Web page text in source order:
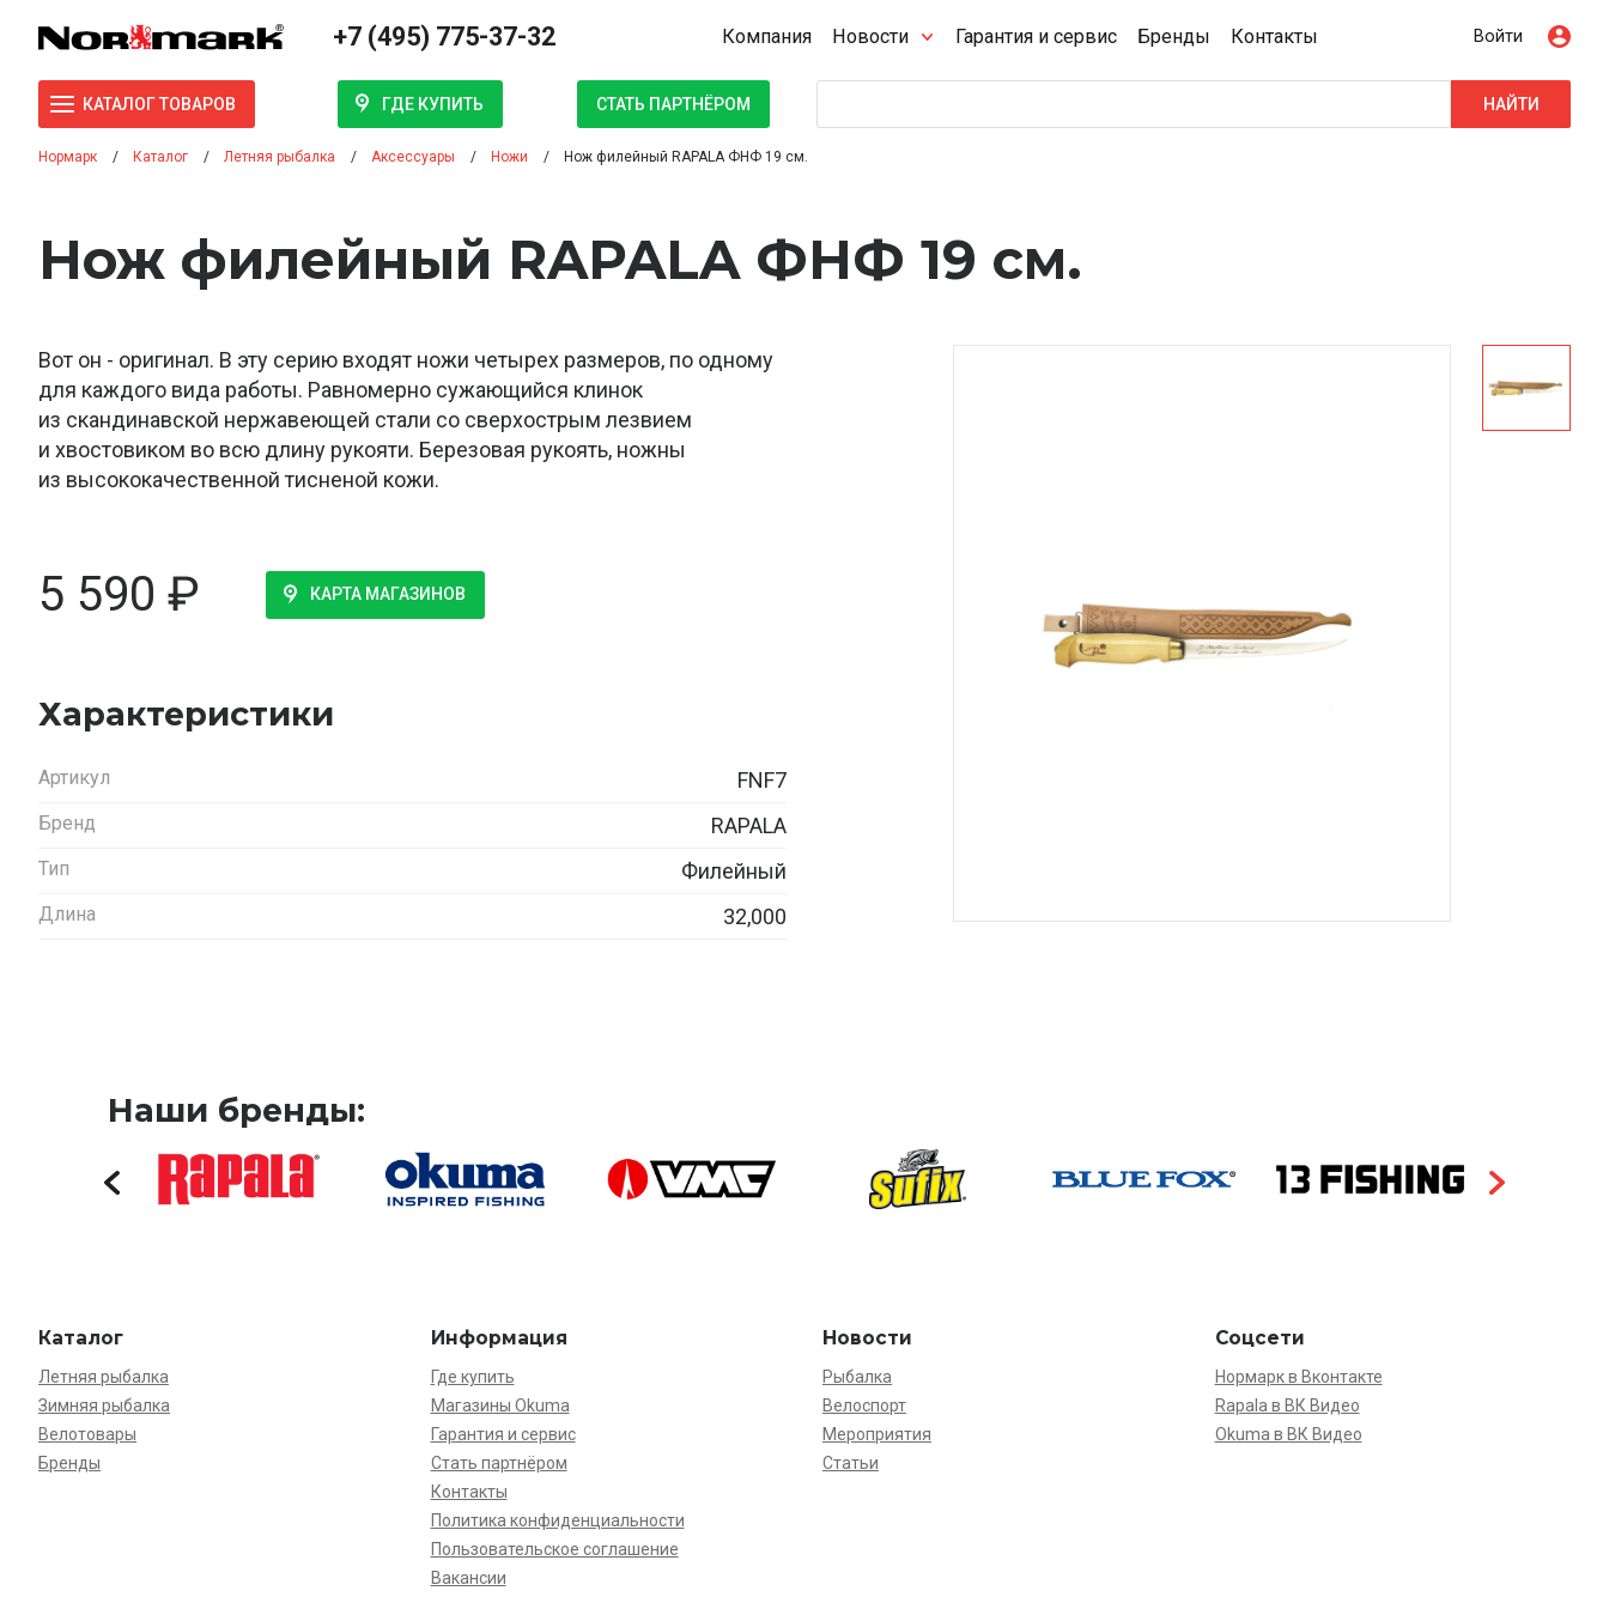
+7 (495) 775-37-32 Компания Новости Гарантия и сервис Бренды Контакты Войти
КАТАЛОГ ТОВАРОВ ГДЕ КУПИТЬ СТАТЬ ПАРТНЁРОМ НАЙТИ
Нормарк Каталог Летняя рыбалка Аксессуары Ножи Нож филейный RAPALA ФНФ 19 см.
Нож филейный RAPALA ФНФ 19 см.
Вот он - оригинал. В эту серию входят ножи четырех размеров, по одному
для каждого вида работы. Равномерно сужающийся клинок
из скандинавской нержавеющей стали со сверхострым лезвием
и хвостовиком во всю длину рукояти. Березовая рукоять, ножны
из высококачественной тисненой кожи.
5 590 ₽ КАРТА МАГАЗИНОВ
Характеристики
Артикул FNF7
Бренд RAPALA
Тип Филейный
Длина 32,000
Наши бренды:
Каталог
Летняя рыбалка
Зимняя рыбалка
Велотовары
Бренды
Информация
Где купить
Магазины Okuma
Гарантия и сервис
Стать партнёром
Контакты
Политика конфиденциальности
Пользовательское соглашение
Вакансии
Новости
Рыбалка
Велоспорт
Мероприятия
Статьи
Соцсети
Нормарк в Вконтакте
Rapala в ВК Видео
Okuma в ВК Видео